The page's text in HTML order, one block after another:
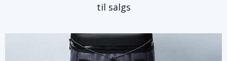
til salgs